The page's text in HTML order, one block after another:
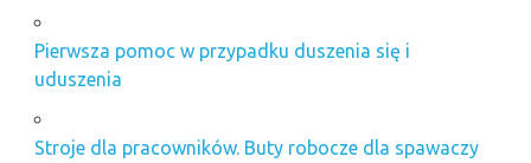
Pierwsza pomoc w przypadku duszenia się i
uduszenia
Stroje dla pracowników. Buty robocze dla spawaczy